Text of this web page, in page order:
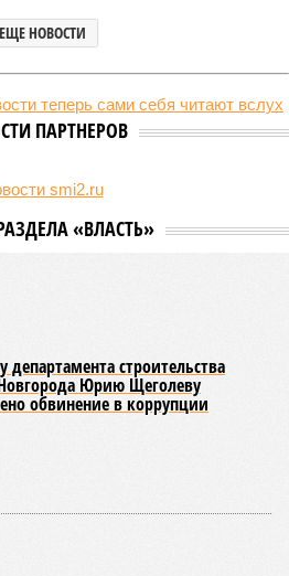
ЕЩЕ НОВОСТИ
ПАРТНЕРОВ
smi2.ru
«ВЛАСТЬ»
департамента строительства
Юрию Щеголеву
обвинение в коррупции